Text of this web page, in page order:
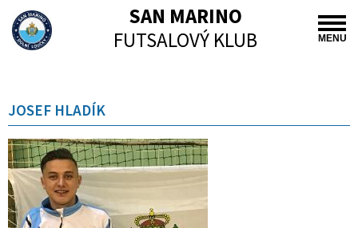
MENU
SAN MARINO
FUTSALOVÝ KLUB
JOSEF HLADÍK